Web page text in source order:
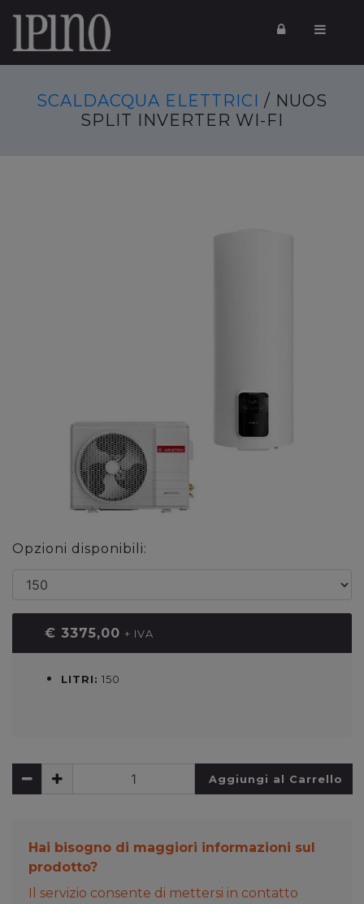
SCALDACQUA ELETTRICI / NUOS
SPLIT INVERTER WI-FI
Opzioni disponibili:
€ 3375,00 + IVA
LITRI: 150
Aggiungi al Carrello
Hai bisogno di maggiori informazioni sul
prodotto?
Il servizio consente di mettersi in contatto